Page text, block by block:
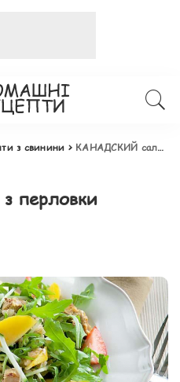
з свинини > КАНАДСКИЙ салат з перловки
перловки